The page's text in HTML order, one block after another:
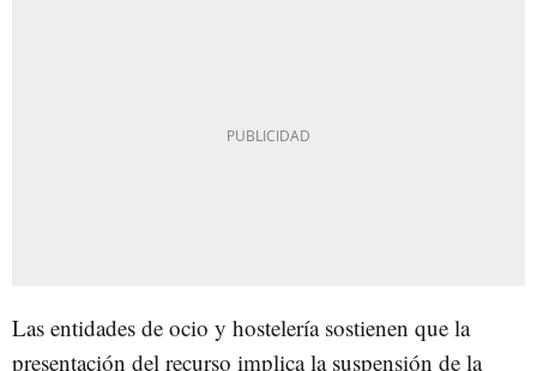
Las entidades de ocio y hostelería sostienen que la
presentación del recurso implica la suspensión de la